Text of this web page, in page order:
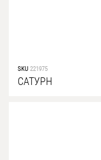
SKU 221975
САТУРН